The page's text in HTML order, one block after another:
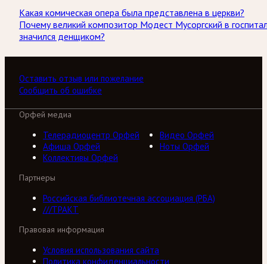
Какая комическая опера была представлена в церкви?
Почему великий композитор Модест Мусоргский в
значился денщиком?
Оставить отзыв или пожелание
Сообщить об ошибке
Орфей медиа
Телерадиоцентр Орфей
Видео Орфей
Афиша Орфей
Ноты Орфей
Коллективы Орфей
Партнеры
Российская библиотечная ассоциация (РБА)
///ТРАКТ
Правовая информация
Условия использования сайта
Политика конфиденциальности